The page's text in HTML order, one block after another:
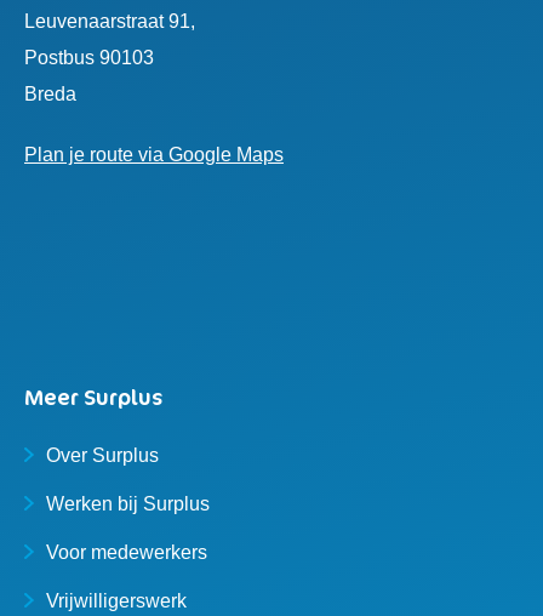
Leuvenaarstraat 91,
Postbus 90103
Breda
Plan je route via Google Maps
Meer Surplus
Over Surplus
Werken bij Surplus
Voor medewerkers
Vrijwilligerswerk